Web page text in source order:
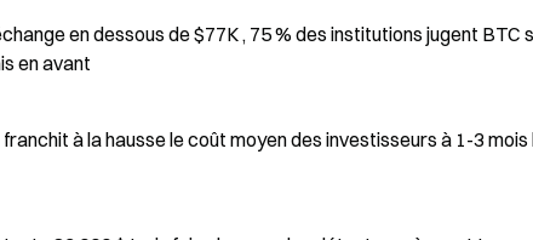
en dessous de $77K , 75 % des institutions jugent BTC
en avant
à la hausse le coût moyen des investisseurs à 1-3